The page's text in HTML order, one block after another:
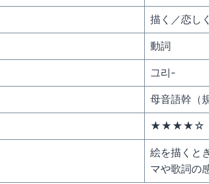
描く／恋し
動詞
그리-
母音語幹（
★★★★☆
絵を描くと
マや歌詞の